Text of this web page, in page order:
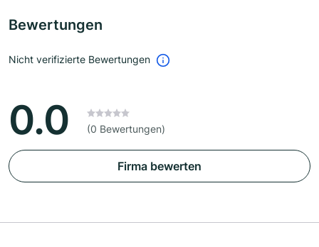
Bewertungen
Nicht verifizierte Bewertungen
0.0 (0 Bewertungen)
Firma bewerten